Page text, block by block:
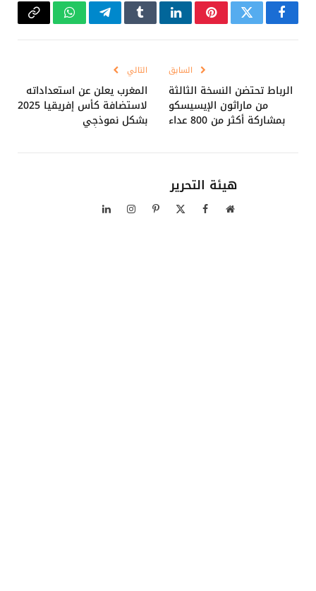
فيسبوكتويتر بينتيريستلينكدإنTumblrتيلقرامواتسابCopy
السابق
الرباط تحتضن النسخة الثالثة
من ماراثون الإيسيسكو
بمشاركة أكثر من 800 عداء
التالي
المغرب يعلن عن استعداداته
لاستضافة كأس إفريقيا 2025
بشكل نموذجِي
هيئة التحرير
موقع فيسبوك بينتيريستالانستغراملينكدإن